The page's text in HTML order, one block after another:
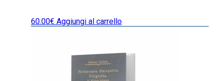
60.00€ Aggiungi al carrello